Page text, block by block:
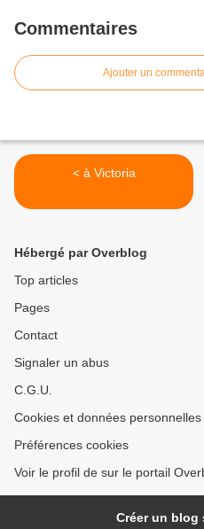
Commentaires
Ajouter un
< à Victoria
Hébergé par Overblog
Top articles
Pages
Contact
Signaler un abus
C.G.U.
Cookies et données personnelles
Préférences cookies
Voir le profil de sur le portail
Créer un blog